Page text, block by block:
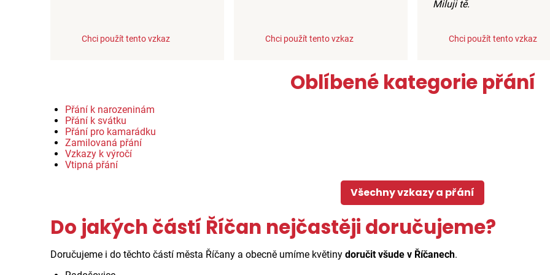
Chci použít tento vzkaz Chci použít tento vzkaz
Miluji tě.
Chci použít tento vzkaz
Oblíbené kategorie přání
Přání k narozeninám
Přání k svátku
Přání pro kamarádku
Zamilovaná přání
Vzkazy k výročí
Vtipná přání
Všechny vzkazy a přání
Do jakých částí Říčan nejčastěji doručujeme?
Doručujeme i do těchto částí města Říčany a obecně umíme květiny doručit všude v Říčanech.